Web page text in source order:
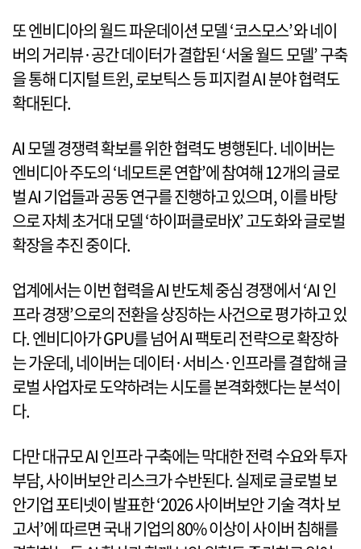
또 엔비디아의 월드 파운데이션 모델 ‘코스모스’와 네이
버의 거리뷰·공간 데이터가 결합된 ‘서울 월드 모델’ 구축
을 통해 디지털 트윈, 로보틱스 등 피지컬 AI 분야 협력도
확대된다.
AI 모델 경쟁력 확보를 위한 협력도 병행된다. 네이버는
엔비디아 주도의 ‘네모트론 연합’에 참여해 12개의 글로
벌 AI 기업들과 공동 연구를 진행하고 있으며, 이를 바탕
으로 자체 초거대 모델 ‘하이퍼클로바X’ 고도화와 글로벌
확장을 추진 중이다.
업계에서는 이번 협력을 AI 반도체 중심 경쟁에서 ‘AI 인
프라 경쟁’으로의 전환을 상징하는 사건으로 평가하고 있
다. 엔비디아가 GPU를 넘어 AI 팩토리 전략으로 확장하
는 가운데, 네이버는 데이터·서비스·인프라를 결합해 글
로벌 사업자로 도약하려는 시도를 본격화했다는 분석이
다.
다만 대규모 AI 인프라 구축에는 막대한 전력 수요와 투자
부담, 사이버보안 리스크가 수반된다. 실제로 글로벌 보
안기업 포티넷이 발표한 ‘2026 사이버보안 기술 격차 보
고서’에 따르면 국내 기업의 80% 이상이 사이버 침해를